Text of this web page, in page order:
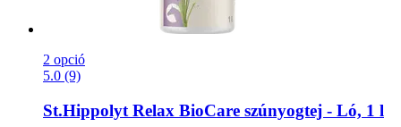
2 opció
5.0 (9)
St.Hippolyt Relax BioCare szúnyogtej -​ Ló, 1 l